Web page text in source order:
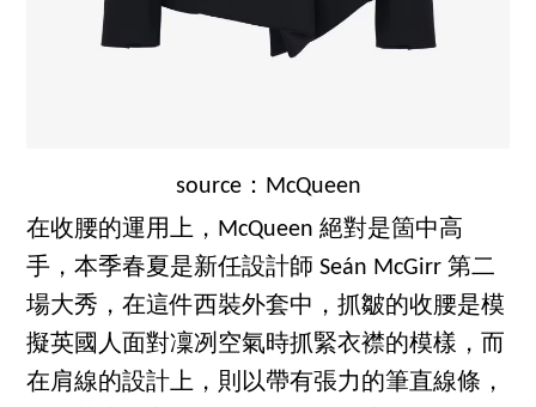
source：McQueen
在收腰的運用上，McQueen 絕對是箇中高
手，本季春夏是新任設計師 Seán McGirr 第二
場大秀，在這件西裝外套中，抓皺的收腰是模
擬英國人面對凜冽空氣時抓緊衣襟的模樣，而
在肩線的設計上，則以帶有張力的筆直線條，